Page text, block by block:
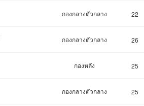
กองกลางตัวกลาง 22
กองกลางตัวกลาง 26
กองหลัง 25
กองกลางตัวกลาง 25